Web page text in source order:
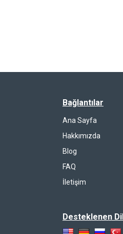
Bağlantılar
Ana Sayfa
Hakkımızda
Blog
FAQ
İletişim
Desteklenen